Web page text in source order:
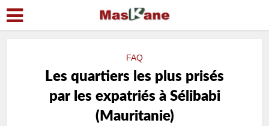
FAQ
Les quartiers les plus prisés
par les expatriés à Sélibabi
(Mauritanie)